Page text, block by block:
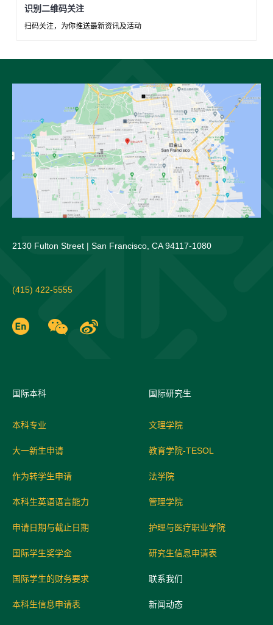
识别二维码关注
扫码关注，为你推送最新资讯及活动
2130 Fulton Street | San Francisco, CA 94117-1080
(415) 422-5555
国际本科
本科专业
大一新生申请
作为转学生申请
本科生英语语言能力
申请日期与截止日期
国际学生奖学金
国际学生的财务要求
本科生信息申请表
国际研究生
文理学院
教育学院-TESOL
法学院
管理学院
护理与医疗职业学院
研究生信息申请表
联系我们
新闻动态